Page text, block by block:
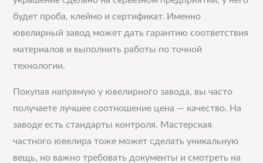
будет проба, клеймо и сертификат. Именно
ювелирный завод может дать гарантию соответствия
материалов и выполнить работы по точной
технологии.
Покупая напрямую у ювелирного завода, вы часто
получаете лучшее соотношение цена — качество. На
заводе есть стандарты контроля. Мастерская
частного ювелира тоже может сделать уникальную
вещь, но важно требовать документы и смотреть на